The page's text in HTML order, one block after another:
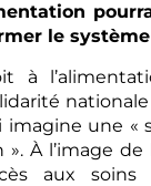
le
à
nationale
imagine une «
À l’image de
aux soins